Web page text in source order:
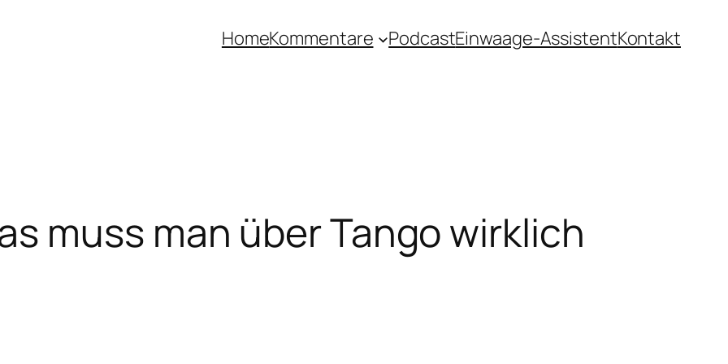
HomeKommentare PodcastEinwaage-AssistentKontakt
muss man über Tango wirklich